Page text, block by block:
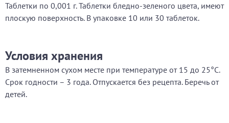
Таблетки по 0,001 г. Таблетки бледно-зеленого цвета, имеют
плоскую поверхность. В упаковке 10 или 30 таблеток.
Условия хранения
В затемненном сухом месте при температуре от 15 до 25°С.
Срок годности – 3 года. Отпускается без рецепта. Беречь от
детей.